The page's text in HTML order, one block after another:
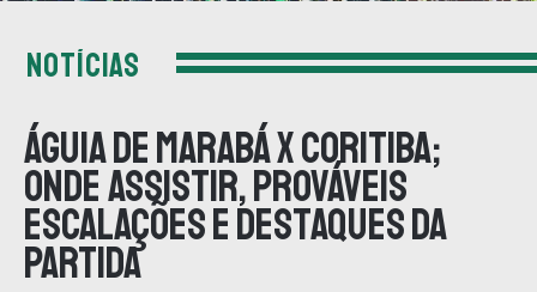
NOTÍCIAS
Águia de Marabá x Coritiba;
onde assistir, prováveis
escalações e destaques da
partida